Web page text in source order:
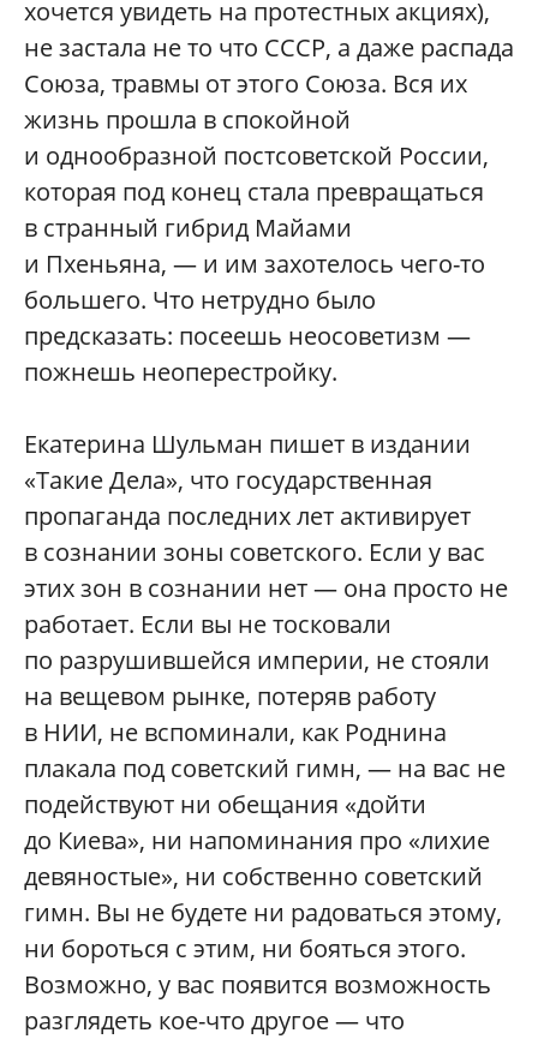
хочется увидеть на протестных акциях),
не застала не то что СССР, а даже распада
Союза, травмы от этого Союза. Вся их
жизнь прошла в спокойной
и однообразной постсоветской России,
которая под конец стала превращаться
в странный гибрид Майами
и Пхеньяна, — и им захотелось чего-то
большего. Что нетрудно было
предсказать: посеешь неосоветизм —
пожнешь неоперестройку.
Екатерина Шульман пишет в издании
«Такие Дела», что государственная
пропаганда последних лет активирует
в сознании зоны советского. Если у вас
этих зон в сознании нет — она просто не
работает. Если вы не тосковали
по разрушившейся империи, не стояли
на вещевом рынке, потеряв работу
в НИИ, не вспоминали, как Роднина
плакала под советский гимн, — на вас не
подействуют ни обещания «дойти
до Киева», ни напоминания про «лихие
девяностые», ни собственно советский
гимн. Вы не будете ни радоваться этому,
ни бороться с этим, ни бояться этого.
Возможно, у вас появится возможность
разглядеть кое-что другое — что